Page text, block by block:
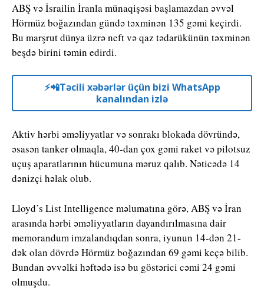
ABŞ və İsrailin İranla münaqişəsi başlamazdan əvvəl
Hörmüz boğazından gündə təxminən 135 gəmi keçirdi.
Bu marşrut dünya üzrə neft və qaz tədarükünün təxminən
beşdə birini təmin edirdi.
⚡️📲Təcili xəbərlər üçün bizi WhatsApp
kanalından izlə
Aktiv hərbi əməliyyatlar və sonrakı blokada dövründə,
əsasən tanker olmaqla, 40-dan çox gəmi raket və pilotsuz
uçuş aparatlarının hücumuna məruz qalıb. Nəticədə 14
dənizçi həlak olub.
Lloyd’s List Intelligence məlumatına görə, ABŞ və İran
arasında hərbi əməliyyatların dayandırılmasına dair
memorandum imzalandıqdan sonra, iyunun 14-dən 21-
dək olan dövrdə Hörmüz boğazından 69 gəmi keçə bilib.
Bundan əvvəlki həftədə isə bu göstərici cəmi 24 gəmi
olmuşdu.